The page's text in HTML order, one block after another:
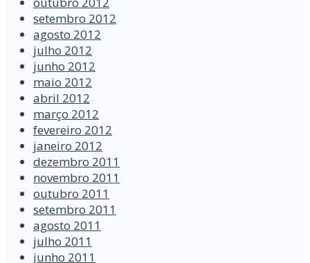
setembro 2012
agosto 2012
julho 2012
junho 2012
maio 2012
abril 2012
março 2012
fevereiro 2012
janeiro 2012
dezembro 2011
novembro 2011
outubro 2011
setembro 2011
agosto 2011
julho 2011
junho 2011